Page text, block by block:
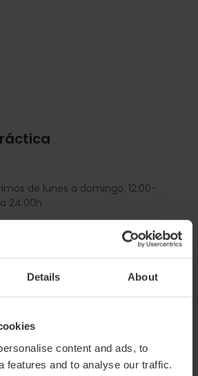
Details About
content and ads, to
features and to analyse our traffic.
de lunes a domingo. 12:00-
24:00h